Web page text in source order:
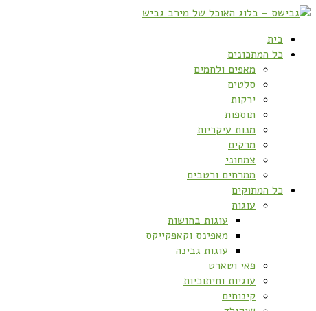
בית
כל המתכונים
מאפים ולחמים
סלטים
ירקות
תוספות
מנות עיקריות
מרקים
צמחוני
ממרחים ורטבים
כל המתוקים
עוגות
עוגות בחושות
מאפינס וקאפקייקס
עוגות גבינה
פאי וטארט
עוגיות וחיתוכיות
קינוחים